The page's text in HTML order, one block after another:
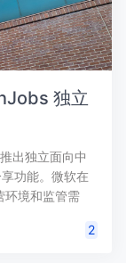
独立
出独立面向中
功能。微软在
环境和监管需
2